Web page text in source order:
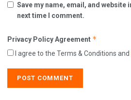
Save my name, email, and website
next time I comment.
Privacy Policy Agreement *
I agree to the Terms & Conditions and